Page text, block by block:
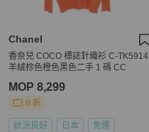
Chanel
香奈兒 COCO 標誌針織衫 C-TK5914
羊絨棕色橙色黑色二手 1 碼 CC
MOP 8,299
9 折
狀況良好 日本 免運